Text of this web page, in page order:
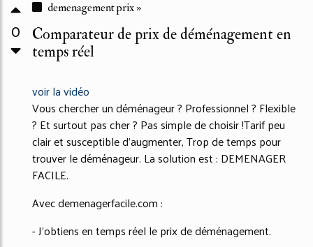
0
demenagement prix »
Comparateur de prix de déménagement en
temps réel
voir la vidéo
Vous chercher un déménageur ? Professionnel ? Flexible
? Et surtout pas cher ? Pas simple de choisir !Tarif peu
clair et susceptible d'augmenter, Trop de temps pour
trouver le déménageur. La solution est : DEMENAGER
FACILE.
Avec demenagerfacile.com :
- J'obtiens en temps réel le prix de déménagement.